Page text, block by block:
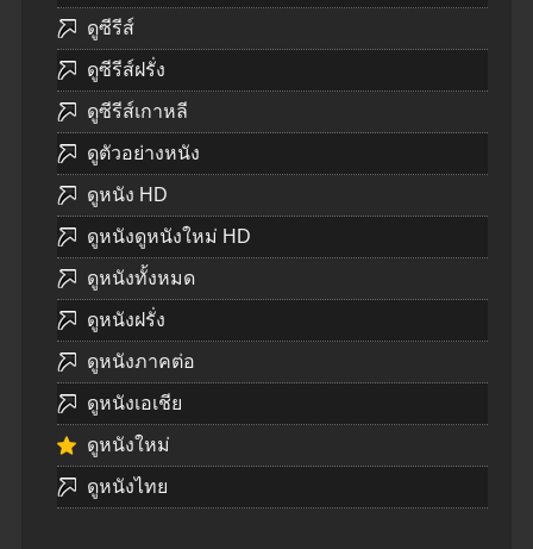
ดูซีรีส์
ดูซีรีส์ฝรั่ง
ดูซีรีส์เกาหลี
ดูตัวอย่างหนัง
ดูหนัง HD
ดูหนังดูหนังใหม่ HD
ดูหนังทั้งหมด
ดูหนังฝรั่ง
ดูหนังภาคต่อ
ดูหนังเอเชีย
ดูหนังใหม่
ดูหนังไทย